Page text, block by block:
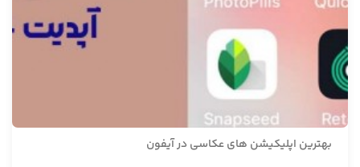
بهترین اپلیکیشن های عکاسی در آیفون